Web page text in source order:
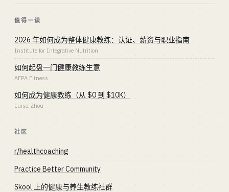
值得一读
2026 年如何成为整体健康教练：认证、薪资与职业指南
Institute for Integrative Nutrition
如何起盘一门健康教练生意
AFPA Fitness
如何成为健康教练（从 $0 到 $10K）
Luisa Zhou
社区
r/healthcoaching
Practice Better Community
Skool 上的健康与养生教练社群